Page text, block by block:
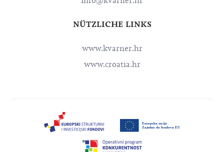
NÜTZLICHE LINKS
www.kvarner.hr
www.croatia.hr